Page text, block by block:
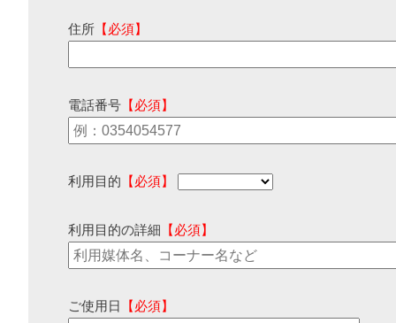
住所 【必須】
電話番号 【必須】
利用目的 【必須】
利用目的の詳細 【必須】
ご使用日 【必須】